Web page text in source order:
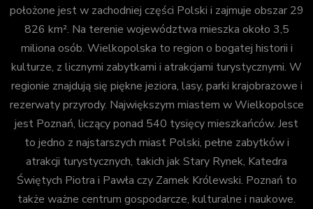
położone jest w zachodniej części Polski i zajmuje obszar 29
826 km². Na terenie województwa mieszka około 3,5
miliona osób. Wielkopolska to region o bogatej historii i
kulturze, z licznymi zabytkami i atrakcjami turystycznymi. W
regionie znajdują się piękne jeziora, lasy, parki krajobrazowe i
rezerwaty przyrody. Największym miastem w Wielkopolsce
jest Poznań, liczący ponad 540 tysięcy mieszkańców. Jest
to jedno z najstarszych miast Polski, pełne zabytków i
atrakcji turystycznych, takich jak Stary Rynek, Katedra
Świętych Piotra i Pawła czy Zamek Królewski. Poznań to
także ważne centrum gospodarcze, kulturalne i naukowe.